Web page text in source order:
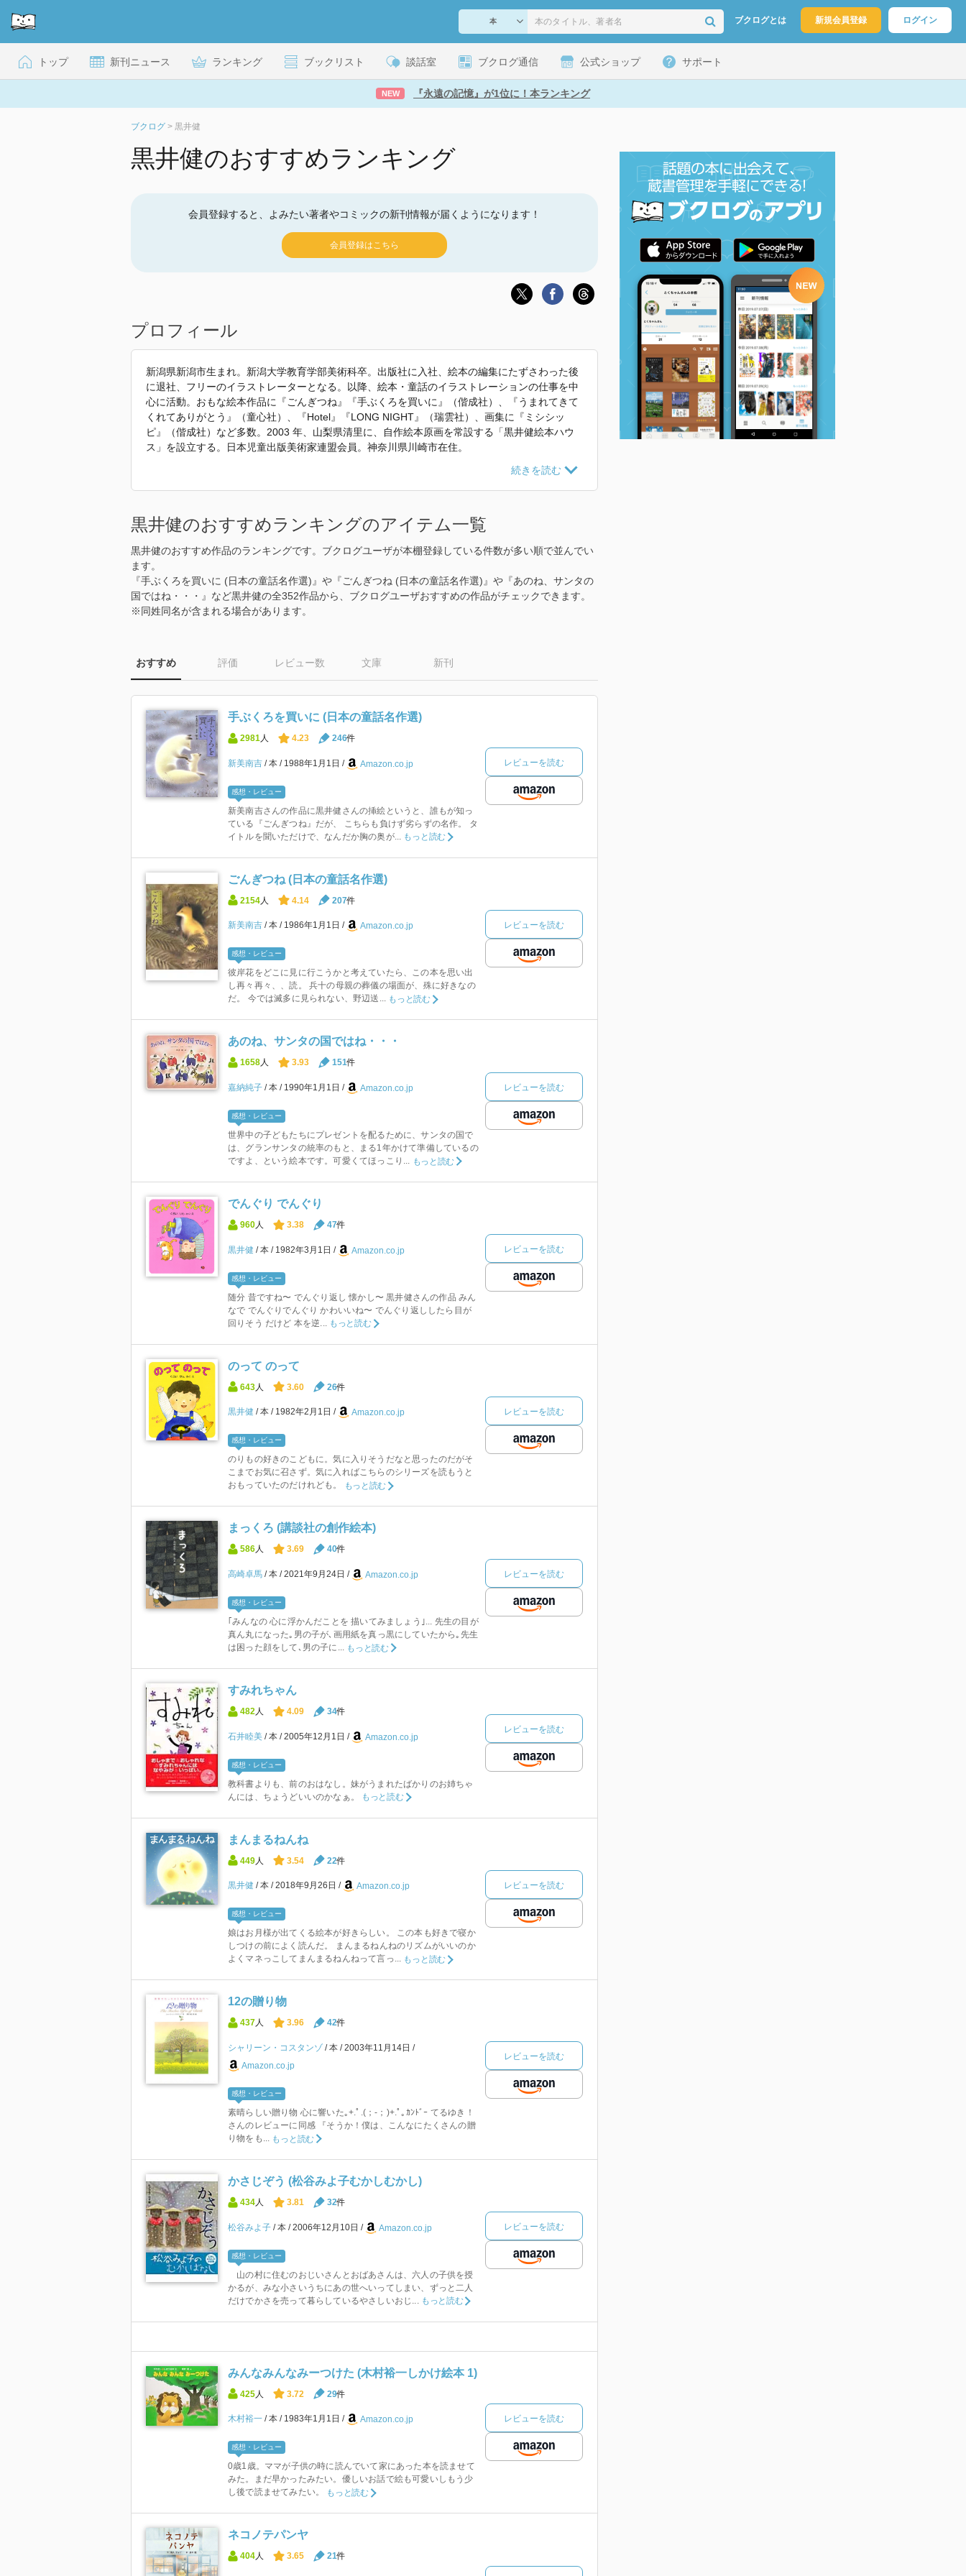
ブクログとは 新規会員登録 ログイン
トップ 新刊ニュース ランキング ブックリスト 談話室 ブクログ通信 公式ショップ サポート
NEW 『永遠の記憶』が1位に！本ランキング
ブクログ > 黒井健
黒井健のおすすめランキング
会員登録すると、よみたい著者やコミックの新刊情報が届くようになります！
会員登録はこちら
プロフィール
新潟県新潟市生まれ。新潟大学教育学部美術科卒。出版社に入社、絵本の編集にたずさわった後
に退社、フリーのイラストレーターとなる。以降、絵本・童話のイラストレーションの仕事を中
心に活動。おもな絵本作品に『ごんぎつね』『手ぶくろを買いに』（偕成社）、『うまれてきて
くれてありがとう』（童心社）、『Hotel』『LONG NIGHT』（瑞雲社）、画集に『ミシシッ
ピ』（偕成社）など多数。2003 年、山梨県清里に、自作絵本原画を常設する「黒井健絵本ハウ
ス」を設立する。日本児童出版美術家連盟会員。神奈川県川崎市在住。
黒井健のおすすめランキングのアイテム一覧
黒井健のおすすめ作品のランキングです。ブクログユーザが本棚登録している件数が多い順で並んでい
ます。
『手ぶくろを買いに (日本の童話名作選)』や『ごんぎつね (日本の童話名作選)』や『あのね、サンタの
国ではね・・・』など黒井健の全352作品から、ブクログユーザおすすめの作品がチェックできます。
※同姓同名が含まれる場合があります。
おすすめ 評価 レビュー数 文庫 新刊
手ぶくろを買いに (日本の童話名作選)
2981人 4.23 246件
新美南吉 本 1988年1月1日 Amazon.co.jp
感想・レビュー
新美南吉さんの作品に黒井健さんの挿絵というと、誰もが知っ
ている『ごんぎつね』だが、 こちらも負けず劣らずの名作。 タ
イトルを聞いただけで、なんだか胸の奥が...
もっと読む
レビューを読む
ごんぎつね (日本の童話名作選)
2154 人 4.14 207件
新美南吉 本 1986年1月1日 Amazon.co.jp
感想・レビュー
彼岸花をどこに見に行こうかと考えていたら、この本を思い出
し再々再々、、読。 兵十の母親の葬儀の場面が、殊に好きなの
だ。 今では滅多に見られない、野辺送... もっと読む
レビューを読む
あのね、サンタの国ではね・・・
1658人 3.93 151件
嘉納純子 本 1990年1月1日 Amazon.co.jp
感想・レビュー
世界中の子どもたちにプレゼントを配るために、サンタの国で
は、グランサンタの統率のもと、まる1年かけて準備しているの
ですよ、という絵本です。可愛くてほっこり... もっと読む
レビューを読む
でんぐり でんぐり
960 人 3.38 47件
黒井健 本 1982年3月1日 Amazon.co.jp
感想・レビュー
随分 昔ですね〜 でんぐり返し 懐かし〜 黒井健さんの作品 みん
なで でんぐりでんぐり かわいいね〜 でんぐり返ししたら目が
回りそう だけど 本を逆...
もっと読む
レビューを読む
のって のって
643 人 3.60 26件
黒井健 本 1982年2月1日 Amazon.co.jp
感想・レビュー
のりもの好きのこどもに。気に入りそうだなと思ったのだがそ
こまでお気に召さず。気に入ればこちらのシリーズを読もうと
おもっていたのだけれども。
もっと読む
レビューを読む
まっくろ (講談社の創作絵本)
586人 3.69 40件
高崎卓馬 本 2021年9月24日 Amazon.co.jp
感想・レビュー
｢みんなの 心に浮かんだことを 描いてみましょう｣... 先生の目が
真ん丸になった｡男の子が､画用紙を真っ黒にしていたから｡先生
は困った顔をして､男の子に... もっと読む
レビューを読む
すみれちゃん
482 人 4.09 34件
石井睦美 本 2005年12月1日 Amazon.co.jp
感想・レビュー
教科書よりも、前のおはなし。妹がうまれたばかりのお姉ちゃ
んには、ちょうどいいのかなぁ。
もっと読む
レビューを読む
まんまるねんね
449 人 3.54 22件
黒井健 本 2018年9月26日 Amazon.co.jp
感想・レビュー
娘はお月様が出てくる絵本が好きらしい。 この本も好きで寝か
しつけの前によく読んだ。 まんまるねんねのリズムがいいのか
よくマネっこしてまんまるねんねって言っ... もっと読む
レビューを読む
12の贈り物
437人 3.96 42件
シャリーン・コスタンゾ 本
2003年11月14日
Amazon.co.jp
感想・レビュー
素晴らしい贈り物 心に響いた｡+.ﾟ.(；-；)+.ﾟ｡ｶﾝﾄﾞｰ てるゆき！
さんのレビューに同感 『そうか！僕は、こんなにたくさんの贈
り物をも... もっと読む
レビューを読む
かさじぞう (松谷みよ子むかしむかし)
434 人 3.81 32件
松谷みよ子 本 2006年12月10日 Amazon.co.jp
感想・レビュー
山の村に住むのおじいさんとおばあさんは、六人の子供を授
かるが、みな小さいうちにあの世へいってしまい、ずっと二人
だけでかさを売って暮らしているやさしいおじ...
もっと読む
レビューを読む
みんなみんなみーつけた (木村裕一しかけ絵本 1)
425 人 3.72 29件
木村裕一 本 1983年1月1日 Amazon.co.jp
感想・レビュー
0歳1歳。ママが子供の時に読んでいて家にあった本を読ませて
みた。まだ早かったみたい。優しいお話で絵も可愛いしもう少
し後で読ませてみたい。
もっと読む
レビューを読む
ネコノテパンヤ
404人 3.65 21件